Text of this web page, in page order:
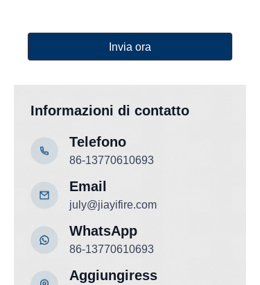
Informazioni di contatto
86-13770610693
WhatsApp
Telefono
86-13770610693
july@jiayifire.com
Email
Invia ora
Aggiungiress